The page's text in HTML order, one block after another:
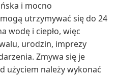
i mocno
utrzymywać się do 24
wodę i ciepło, więc
urodzin, imprezy
Zmywa się je
użyciem należy wykonać